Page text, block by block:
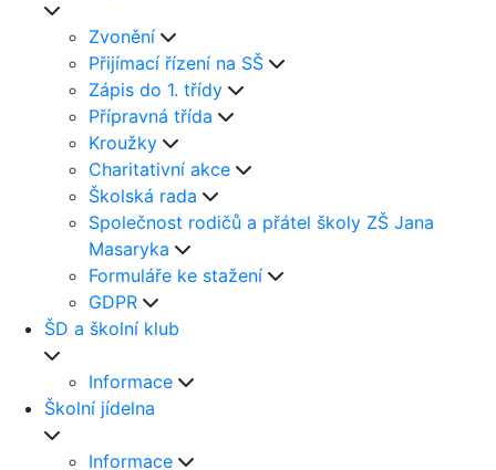
Zvonění
Přijímací řízení na SŠ
Zápis do 1. třídy
Přípravná třída
Kroužky
Charitativní akce
Školská rada
Společnost rodičů a přátel školy ZŠ Jana
Masaryka
Formuláře ke stažení
GDPR
ŠD a školní klub
Informace
Školní jídelna
Informace